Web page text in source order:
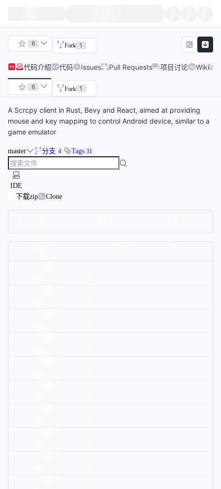
6 Fork 1
代码介绍 代码 Issues Pull Requests 项目讨论 Wiki
6 Fork 1
A Scrcpy client in Rust, Bevy and React, aimed at providing
mouse and key mapping to control Android device, similar to a
game emulator
master 分支 4 Tags 31
IDE
下载zip
Clone